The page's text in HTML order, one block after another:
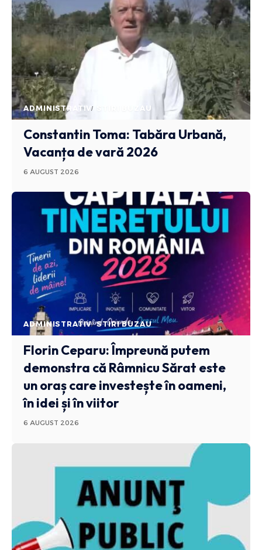
ADMINISTRATIV STIRI BUZAU
Constantin Toma: Tabăra Urbană,
Vacanța de vară 2026
6 AUGUST 2026
ADMINISTRATIV STIRI BUZAU
Florin Ceparu: Împreună putem
demonstra că Râmnicu Sărat este
un oraș care investește în oameni,
în idei și în viitor
6 AUGUST 2026